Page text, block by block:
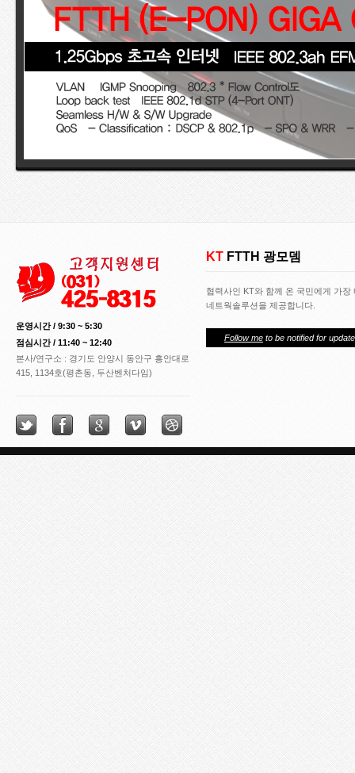
운영시간 / 9:30 ~ 5:30
점심시간 / 11:40 ~ 12:40
본사/연구소 : 경기도 안양시 동안구 흥안대로
415, 1134호(평촌동, 두산벤처다임)
KT FTTH 광모뎀
협력사인 KT와 함께 온 국민에게 가장
네트웍솔루션을 제공합니다.
Follow me to be notified for